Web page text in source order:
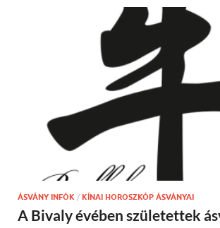
ÁSVÁNY INFÓK / KÍNAI HOROSZKÓP ÁSVÁNYAI
A Bivaly évében születettek